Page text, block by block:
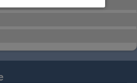
Werbung und Analysen
Unsere Partner führen diese
Rahmen Ihrer Nutzung der
haben.